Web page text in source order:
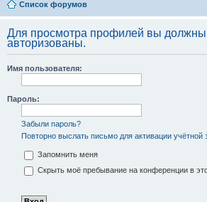
Список форумов
Для просмотра профилей вы
авторизованы.
Имя пользователя:
Пароль:
Забыли пароль?
Повторно выслать письмо для активации учётной
Запомнить меня
Скрыть моё пребывание на конференции в